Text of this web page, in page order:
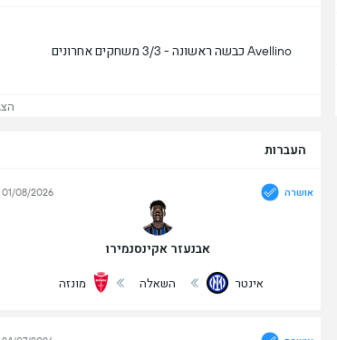
Avellino כבשה ראשונה - 3/3 משחקים אחרונים
העברות
אושרה
אבנעזר אקינסנמירו
01/08/2026
אינטר השאלה מונזה